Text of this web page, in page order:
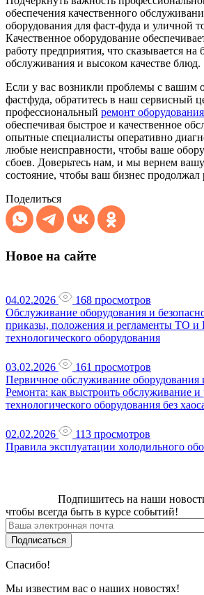
обеспечения качественного
оборудования для фаст-фуда и уличной
Качественное оборудование
работу предприятия, что сказывается на
обслуживания и высоком качестве блюд.
Если у вас возникли проблемы с вашим
фастфуда, обратитесь в наш сервисный
профессиональный ремонт
обеспечивая быстрое и качественное
опытные специалисты оперативно
любые неисправности, чтобы ваше
сбоев. Доверьтесь нам, и мы вернем
состояние, чтобы ваш бизнес продолжал
Поделиться
Новое на сайте
04.02.2026
168 просмотров
Обслуживание оборудования и
приказы, положения и регламенты ТО и
технологического оборудования
03.02.2026
161 просмотров
Первичное обслуживание
Ремонта: как выстроить обслуживание и
технологического оборудования без
02.02.2026
113 просмотров
Правила эксплуатации холодильного
Подпишитесь на наши
чтобы всегда быть в курсе событий!
Спасибо!
Мы известим вас о наших новостях!